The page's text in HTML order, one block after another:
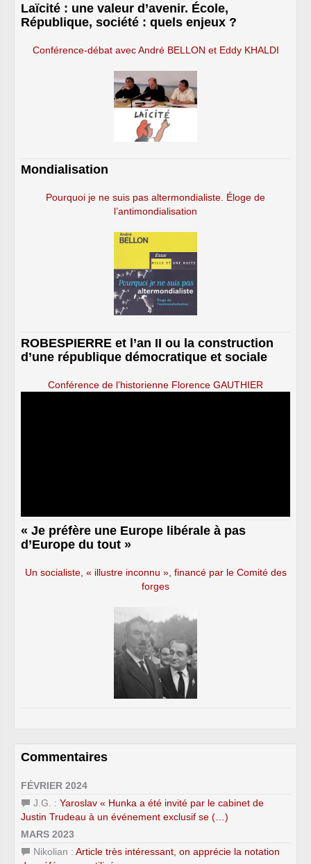
Laïcité : une valeur d’avenir. École,
République, société : quels enjeux ?
Conférence-débat avec André BELLON et Eddy KHALDI
Mondialisation
Pourquoi je ne suis pas altermondialiste. Éloge de
l’antimondialisation
ROBESPIERRE et l’an II ou la construction
d’une république démocratique et sociale
Conférence de l’historienne Florence GAUTHIER
« Je préfère une Europe libérale à pas
d’Europe du tout »
Un socialiste, « illustre inconnu », financé par le Comité des
forges
Commentaires
FÉVRIER 2024
J.G. : Yaroslav « Hunka a été invité par le cabinet de
Justin Trudeau à un événement exclusif se (…)
MARS 2023
Nikolian : Article très intéressant, on apprécie la notation